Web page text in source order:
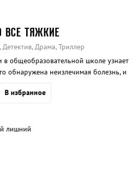
ВСЕ ТЯЖКИЕ
Драма, Триллер
общеобразовательной школе узнает
обнаружена неизлечимая болезнь, и
герой картины идет во все тяжкие и
В избранное